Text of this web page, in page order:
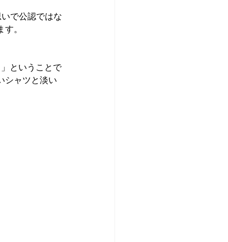
で公認ではな
。
ということで
シャツと淡い